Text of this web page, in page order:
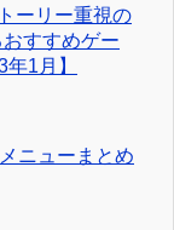
ーリー重視の
すすめゲー
1月】
ニューまとめ